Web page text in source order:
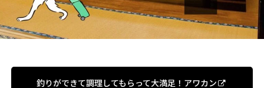
釣りができて調理してもらって大満足！アワカン